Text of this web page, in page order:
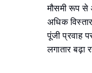
मौसमी रूप
अधिक
पूंजी प्रवाह
लगातार बढ़ा